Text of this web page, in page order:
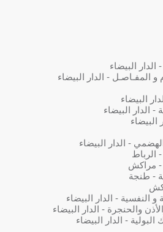
البيضاء
المفـاصـل - الدار البيضاء
البيضاء
الدار البيضاء
البيضاء
- الدار البيضاء
الرباط
- مراكش
- طنجة
النفسية - الدار البيضاء
والحنجرة - الدار البيضاء
- الدار البيضاء